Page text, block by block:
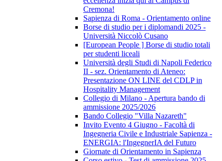
Cremona!
Sapienza di Roma - Orientamento online
Borse di studio per i diplomandi 2025 -
Università Niccolò Cusano
[European People ] Borse di studio totali
per studenti liceali
Università degli Studi di Napoli Federico
II - sez. Orientamento di Ateneo:
Presentazione ON LINE del CDLP in
Hospitality Management
Collegio di Milano - Apertura bando di
ammissione 2025/2026
Bando Collegio "Villa Nazareth"
Invito Evento 4 Giugno - Facoltà di
Ingegneria Civile e Industriale Sapienza -
ENERGIA: l'IngegnerIA del Futuro
Giornate di Orientamento in Sapienza